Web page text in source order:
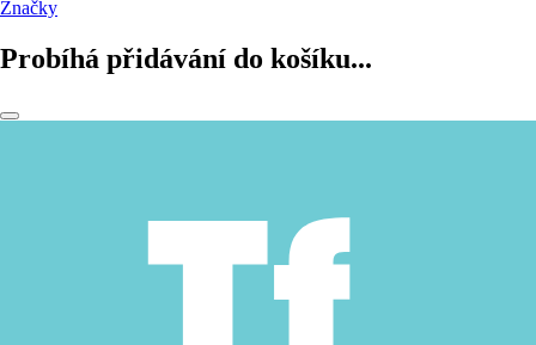
Značky
Probíhá přidávání do košíku...